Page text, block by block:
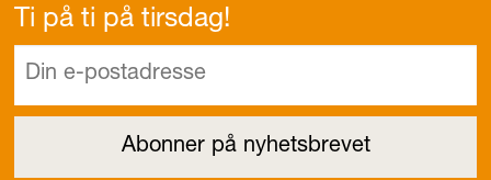
Ti på ti på tirsdag!